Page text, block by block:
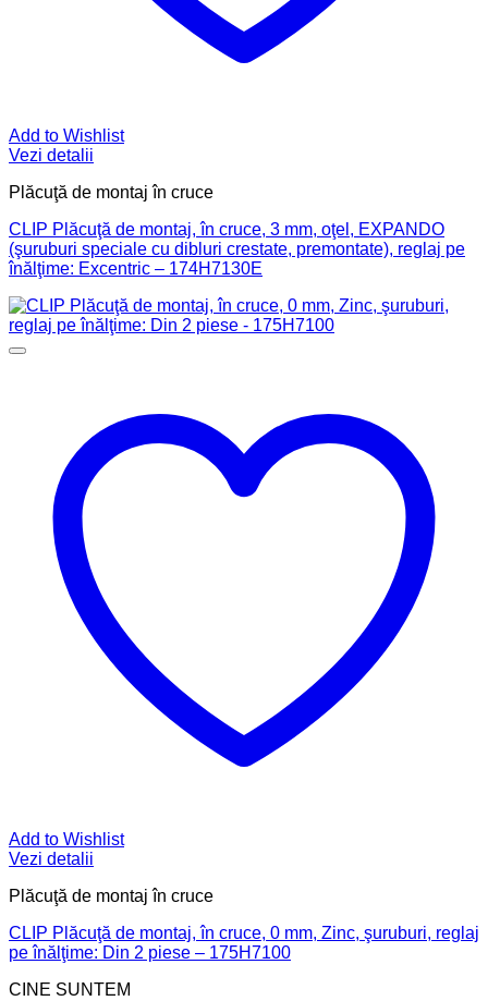
Add to Wishlist
Vezi detalii
Plăcuţă de montaj în cruce
CLIP Plăcuţă de montaj, în cruce, 3 mm, oţel, EXPANDO
(şuruburi speciale cu dibluri crestate, premontate), reglaj pe
înălţime: Excentric – 174H7130E
Add to Wishlist
Vezi detalii
Plăcuţă de montaj în cruce
CLIP Plăcuţă de montaj, în cruce, 0 mm, Zinc, şuruburi, reglaj
pe înălţime: Din 2 piese – 175H7100
CINE SUNTEM